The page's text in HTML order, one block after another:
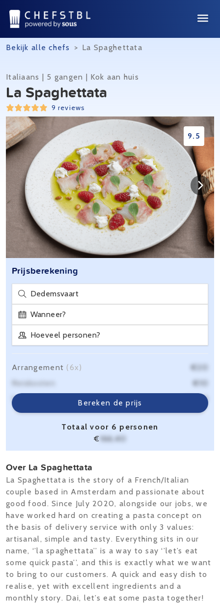
Bekijk alle chefs > La Spaghettata
Italiaans | 5 gangen | Kok aan huis
La Spaghettata
9 reviews
9.5
Prijsberekening
Dedemsvaart
Wanneer?
Hoeveel personen?
Bereken de prijs
Arrangement (6x)
€20
Reiskosten
€10
Servicekosten
€6,40
Totaal voor 6 personen
€ 166,40
Over La Spaghettata
La Spaghettata is the story of a French/Italian
couple based in Amsterdam and passionate about
good food. Since July 2020, alongside our jobs, we
have worked hard on creating a pasta concept on
the basis of delivery service with only 3 values:
artisanal, simple and tasty. Everything sits in our
name, ‘’la spaghettata’’ is a way to say ‘’let’s eat
some quick pasta’’, and this is exactly what we want
to bring to our customers. A quick and easy dish to
realise, yet with excellent ingredients and a
monthly story. Dai, let’s eat some pasta together!